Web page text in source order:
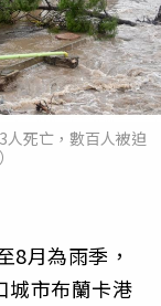
人死亡，數百人被迫
8月為雨季，
城市布蘭卡港